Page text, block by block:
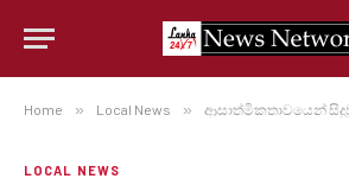
Home » Local News » ආසාත්මිකතාවයෙන්
LOCAL NEWS